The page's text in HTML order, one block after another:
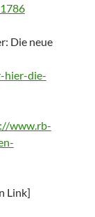
Die neue
hier-die-
www.rb-
Link]